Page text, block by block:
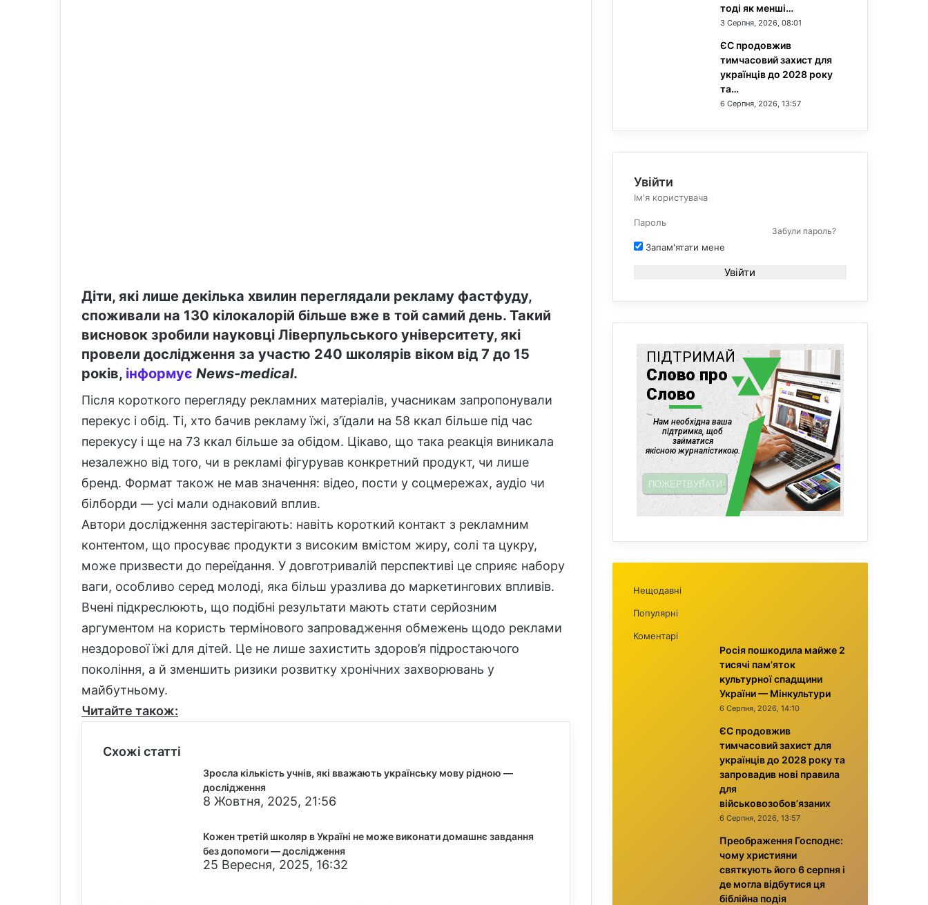
Діти, які лише декілька хвилин переглядали рекламу фастфуду,
споживали на 130 кілокалорій більше вже в той самий день. Такий
висновок зробили науковці Ліверпульського університету, які
провели дослідження за участю 240 школярів віком від 7 до 15
років, інформує News-medical.
Після короткого перегляду рекламних матеріалів, учасникам запропонували
перекус і обід. Ті, хто бачив рекламу їжі, зʼїдали на 58 ккал більше під час
перекусу і ще на 73 ккал більше за обідом. Цікаво, що така реакція виникала
незалежно від того, чи в рекламі фігурував конкретний продукт, чи лише
бренд. Формат також не мав значення: відео, пости у соцмережах, аудіо чи
білборди — усі мали однаковий вплив.
Автори дослідження застерігають: навіть короткий контакт з рекламним
контентом, що просуває продукти з високим вмістом жиру, солі та цукру,
може призвести до переїдання. У довготривалій перспективі це сприяє набору
ваги, особливо серед молоді, яка більш уразлива до маркетингових впливів.
Вчені підкреслюють, що подібні результати мають стати серйозним
аргументом на користь термінового запровадження обмежень щодо реклами
нездорової їжі для дітей. Це не лише захистить здоров’я підростаючого
покоління, а й зменшить ризики розвитку хронічних захворювань у
майбутньому.
Читайте також:
Схожі статті
Зросла кількість учнів, які вважають українську мову рідною —
дослідження
8 Жовтня, 2025, 21:56
Кожен третій школяр в Україні не може виконати домашнє завдання
без допомоги — дослідження
25 Вересня, 2025, 16:32
тоді як менші…
3 Серпня, 2026, 08:01
ЄС продовжив
тимчасовий захист для
українців до 2028 року
та…
6 Серпня, 2026, 13:57
Увійти
Забули пароль?
Запам'ятати мене
Увійти
Нещодавні
Популярні
Коментарі
Росія пошкодила майже 2
тисячі пам’яток
культурної спадщини
України — Мінкультури
6 Серпня, 2026, 14:10
ЄС продовжив
тимчасовий захист для
українців до 2028 року та
запровадив нові правила
для
військовозобов’язаних
6 Серпня, 2026, 13:57
Преображення Господнє:
чому християни
святкують його 6 серпня і
де могла відбутися ця
біблійна подія